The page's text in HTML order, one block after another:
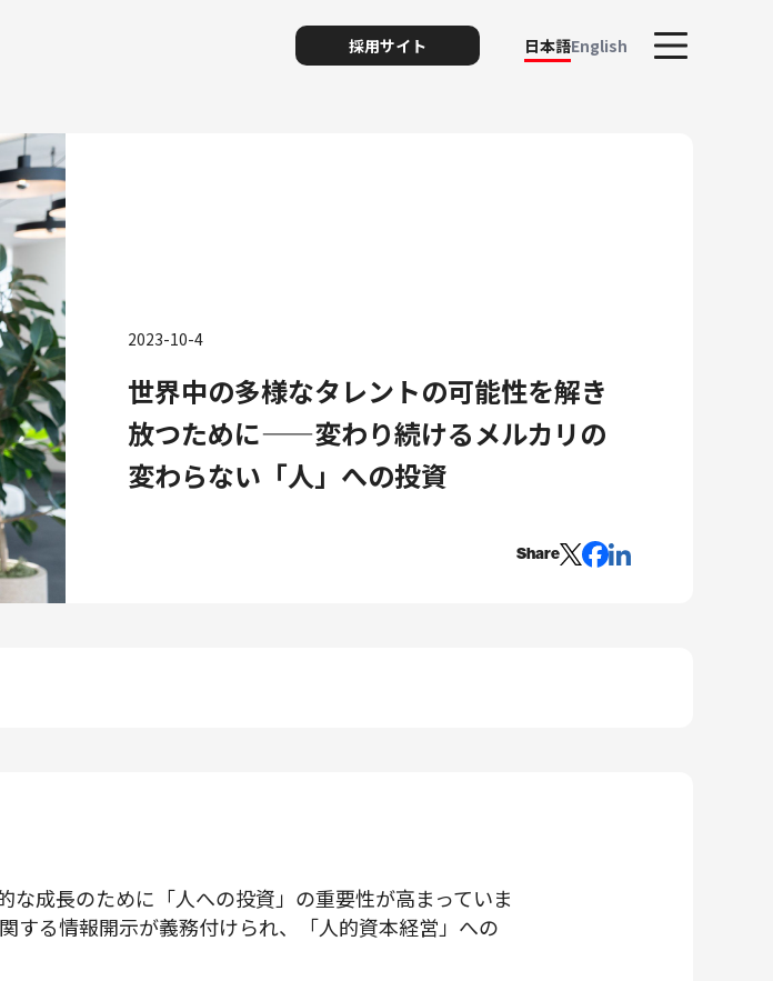
採用サイト 日本語English
ロダクト・ビジネス
営・事業企画
業開発
スタマーサービス
業
ーケティング・PR
ロダクトマネジメント
ータアナリティクス
ロダクトデザイン
内部監査・リスク
法務
セキュリティ・プライバシー
2023-10-4
世界中の多様なタレントの可能性を解き
放つために——変わり続けるメルカリの
変わらない「人」への投資
Share
成長のために「人への投資」の重要性が高まっていま
する情報開示が義務付けられ、「人的資本経営」への